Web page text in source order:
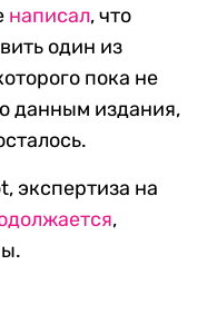
написал, что
один из
пока не
данным издания,
экспертиза на
,